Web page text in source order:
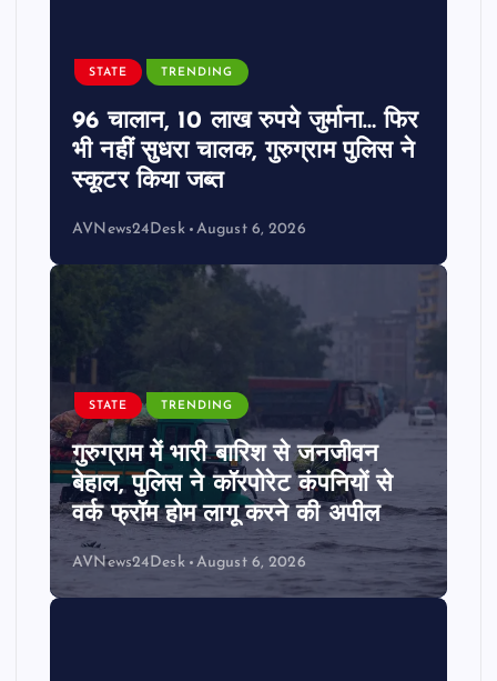
STATE TRENDING
96 चालान, 10 लाख रुपये जुर्माना… फिर
भी नहीं सुधरा चालक, गुरुग्राम पुलिस ने
स्कूटर किया जब्त
AVNews24Desk August 6, 2026
STATE TRENDING
गुरुग्राम में भारी बारिश से जनजीवन
बेहाल, पुलिस ने कॉरपोरेट कंपनियों से
वर्क फ्रॉम होम लागू करने की अपील
AVNews24Desk August 6, 2026